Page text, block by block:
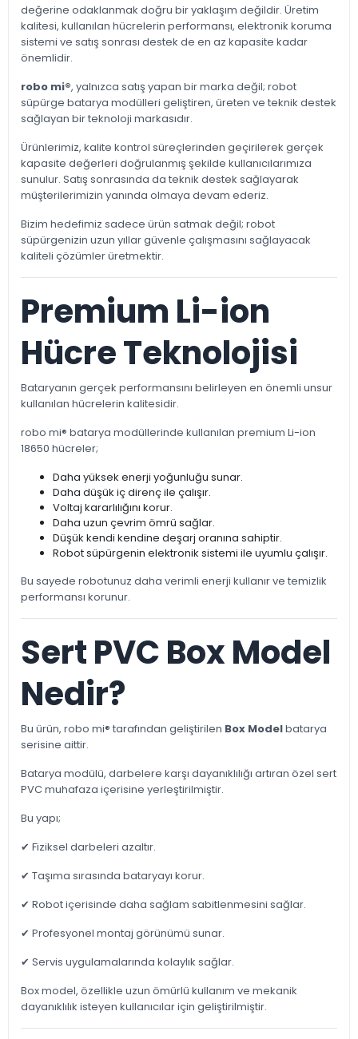
değerine odaklanmak doğru bir yaklaşım değildir. Üretim
kalitesi, kullanılan hücrelerin performansı, elektronik koruma
sistemi ve satış sonrası destek de en az kapasite kadar
önemlidir.
robo mi®, yalnızca satış yapan bir marka değil; robot
süpürge batarya modülleri geliştiren, üreten ve teknik destek
sağlayan bir teknoloji markasıdır.
Ürünlerimiz, kalite kontrol süreçlerinden geçirilerek gerçek
kapasite değerleri doğrulanmış şekilde kullanıcılarımıza
sunulur. Satış sonrasında da teknik destek sağlayarak
müşterilerimizin yanında olmaya devam ederiz.
Bizim hedefimiz sadece ürün satmak değil; robot
süpürgenizin uzun yıllar güvenle çalışmasını sağlayacak
kaliteli çözümler üretmektir.
Premium Li-ion
Hücre Teknolojisi
Bataryanın gerçek performansını belirleyen en önemli unsur
kullanılan hücrelerin kalitesidir.
robo mi® batarya modüllerinde kullanılan premium Li-ion
18650 hücreler;
Daha yüksek enerji yoğunluğu sunar.
Daha düşük iç direnç ile çalışır.
Voltaj kararlılığını korur.
Daha uzun çevrim ömrü sağlar.
Düşük kendi kendine deşarj oranına sahiptir.
Robot süpürgenin elektronik sistemi ile uyumlu çalışır.
Bu sayede robotunuz daha verimli enerji kullanır ve temizlik
performansı korunur.
Sert PVC Box Model
Nedir?
Bu ürün, robo mi® tarafından geliştirilen Box Modelbatarya
serisine aittir.
Batarya modülü, darbelere karşı dayanıklılığı artıran özel sert
PVC muhafaza içerisine yerleştirilmiştir.
Bu yapı;
✔ Fiziksel darbeleri azaltır.
✔ Taşıma sırasında bataryayı korur.
✔ Robot içerisinde daha sağlam sabitlenmesini sağlar.
✔ Profesyonel montaj görünümü sunar.
✔ Servis uygulamalarında kolaylık sağlar.
Box model, özellikle uzun ömürlü kullanım ve mekanik
dayanıklılık isteyen kullanıcılar için geliştirilmiştir.